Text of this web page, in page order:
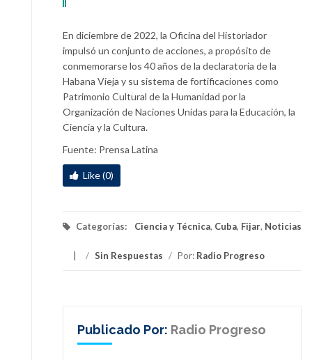
En diciembre de 2022, la Oficina del Historiador
impulsó un conjunto de acciones, a propósito de
conmemorarse los 40 años de la declaratoria de la
Habana Vieja y su sistema de fortificaciones como
Patrimonio Cultural de la Humanidad por la
Organización de Naciones Unidas para la Educación, la
Ciencia y la Cultura.
Fuente: Prensa Latina
Like (0)
Categorías: Ciencia y Técnica, Cuba, Fijar, Noticias
/ Sin Respuestas / Por: Radio Progreso
Publicado Por: Radio Progreso